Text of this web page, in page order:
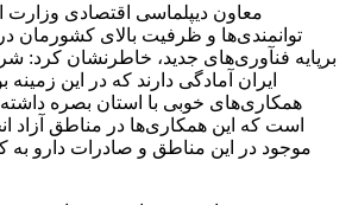
معاون دیپلماسی اقتصادی وزارت
توانمندی‌ها و ظرفیت بالای کشورمان
برپایه فنآوری‌های جدید، خاطرنشان کرد:
ایران آمادگی دارند که در این
همکاری‌های خوبی با استان بصره داشته
است که این همکاری‌ها در مناطق آزاد
موجود در این مناطق و صادرات دارو به